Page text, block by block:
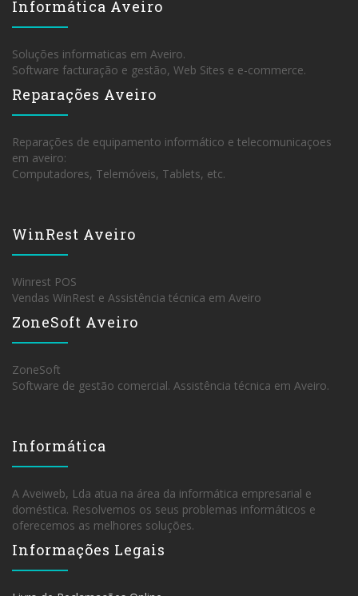
Informática Aveiro
Soluções informaticas em Aveiro.
Software facturação e gestão, Web Sites e e-commerce.
Reparações Aveiro
Reparações de equipamento informático e telecomunicaçoes
em aveiro:
Computadores, Telemóveis, Tablets, etc.
WinRest Aveiro
Winrest POS
Vendas WinRest e Assistência técnica em Aveiro
ZoneSoft Aveiro
ZoneSoft
Software de gestão comercial. Assistência técnica em Aveiro.
Informática
A Aveiweb, Lda atua na área da informática empresarial e
doméstica. Resolvemos os seus problemas informáticos e
oferecemos as melhores soluções.
Informações Legais